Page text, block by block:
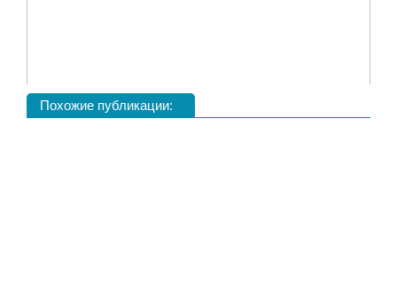
Похожие публикации: